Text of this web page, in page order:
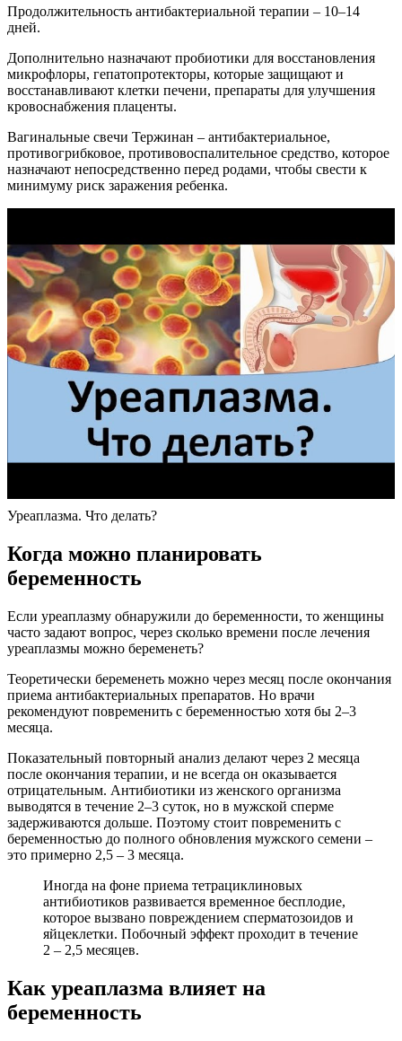
Продолжительность антибактериальной терапии – 10–14
дней.
Дополнительно назначают пробиотики для восстановления
микрофлоры, гепатопротекторы, которые защищают и
восстанавливают клетки печени, препараты для улучшения
кровоснабжения плаценты.
Вагинальные свечи Тержинан – антибактериальное,
противогрибковое, противовоспалительное средство, которое
назначают непосредственно перед родами, чтобы свести к
минимуму риск заражения ребенка.
Уреаплазма. Что делать?
Когда можно планировать
беременность
Если уреаплазму обнаружили до беременности, то женщины
часто задают вопрос, через сколько времени после лечения
уреаплазмы можно беременеть?
Теоретически беременеть можно через месяц после окончания
приема антибактериальных препаратов. Но врачи
рекомендуют повременить с беременностью хотя бы 2–3
месяца.
Показательный повторный анализ делают через 2 месяца
после окончания терапии, и не всегда он оказывается
отрицательным. Антибиотики из женского организма
выводятся в течение 2–3 суток, но в мужской сперме
задерживаются дольше. Поэтому стоит повременить с
беременностью до полного обновления мужского семени –
это примерно 2,5 – 3 месяца.
Иногда на фоне приема тетрациклиновых
антибиотиков развивается временное бесплодие,
которое вызвано повреждением сперматозоидов и
яйцеклетки. Побочный эффект проходит в течение
2 – 2,5 месяцев.
Как уреаплазма влияет на
беременность